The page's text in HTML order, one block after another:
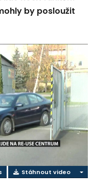
by posloužit
Stáhnout video